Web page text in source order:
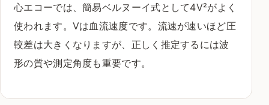
心エコーでは、簡易ベルヌーイ式として4V²がよく
使われます。Vは血流速度です。流速が速いほど圧
較差は大きくなりますが、正しく推定するには波
形の質や測定角度も重要です。